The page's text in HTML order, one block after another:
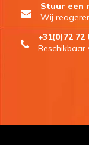
Stuur een
Wij
+31(0)72 72
Beschikbaar